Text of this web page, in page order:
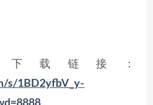
载链接：
s/1BD2yfbV_y-